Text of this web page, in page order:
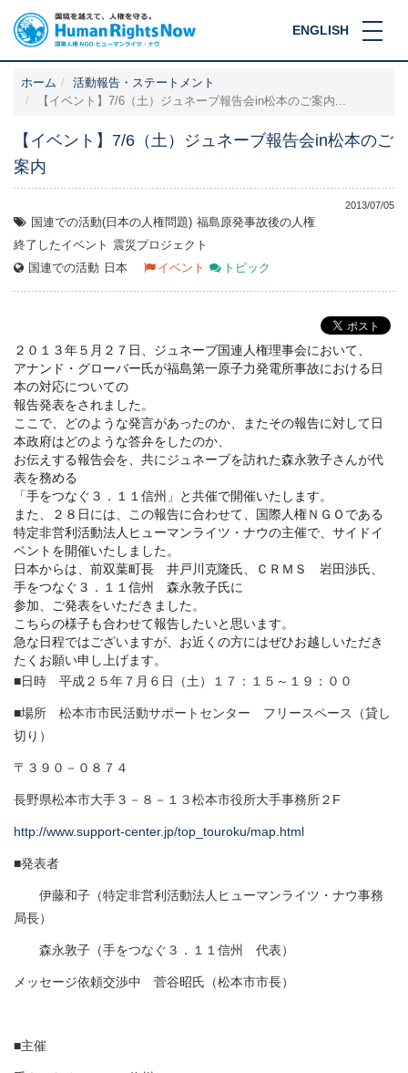
ENGLISH
ホーム
活動報告・ステートメント
【イベント】7/6（土）ジュネーブ報告会in松本のご案内...
【イベント】7/6（土）ジュネーブ報告会in松本のご
案内
2013/07/05
国連での活動(日本の人権問題) 福島原発事故後の人権
終了したイベント
震災プロジェクト
国連での活動
日本 イベント トピック
２０１３年５月２７日、ジュネーブ国連人権理事会において、
アナンド・グローバー氏が福島第一原子力発電所事故における日
本の対応についての
報告発表をされました。
ここで、どのような発言があったのか、またその報告に対して日
本政府はどのような答弁をしたのか、
お伝えする報告会を、共にジュネーブを訪れた森永敦子さんが代
表を務める
「手をつなぐ３．１１信州」と共催で開催いたします。
また、２８日には、この報告に合わせて、国際人権ＮＧＯである
特定非営利活動法人ヒューマンライツ・ナウの主催で、サイドイ
ベントを開催いたしました。
日本からは、前双葉町長 井戸川克隆氏、ＣＲＭＳ 岩田渉氏、
手をつなぐ３．１１信州 森永敦子氏に
参加、ご発表をいただきました。
こちらの様子も合わせて報告したいと思います。
急な日程ではございますが、お近くの方にはぜひお越しいただき
たくお願い申し上げます。
■日時 平成２５年７月６日（土）１７：１５～１９：００
■場所 松本市市民活動サポートセンター フリースペース（貸し
切り）
〒３９０－０８７４
長野県松本市大手３－８－１３松本市役所大手事務所２F
http://www.support-center.jp/top_touroku/map.html
■発表者
伊藤和子（特定非営利活動法人ヒューマンライツ・ナウ事務
局長）
森永敦子（手をつなぐ３．１１信州 代表）
メッセージ依頼交渉中 菅谷昭氏（松本市市長）
■主催